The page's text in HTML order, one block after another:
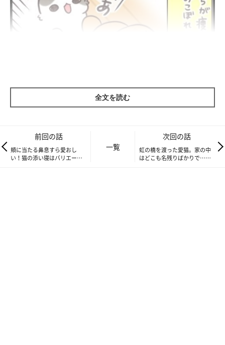
全文を読む
前回の話
頬に当たる鼻息すら愛おし
い！猫の添い寝はバリエーシ
一覧
次回の話
虹の橋を渡った愛猫。家の中
はどこも名残りばかりで…